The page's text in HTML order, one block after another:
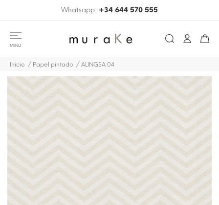
Whatsapp: +34 644 570 555
MENU
Inicio Papel pintado ALINGSA 04